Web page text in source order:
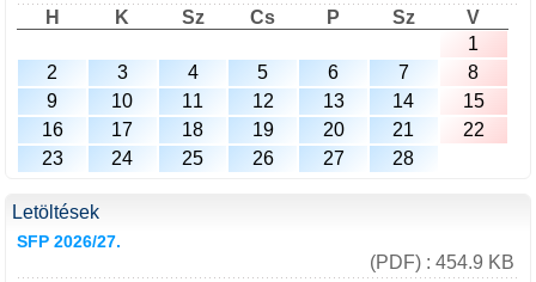
H K Sz Cs P Sz
V
1
2
3 4 5 6 7
8
9
10 11 12 13 14
15
16
17 18 19 20 21
22
23
24 25 26 27 28
Letöltések
SFP 2026/27.
(PDF) : 454.9 KB